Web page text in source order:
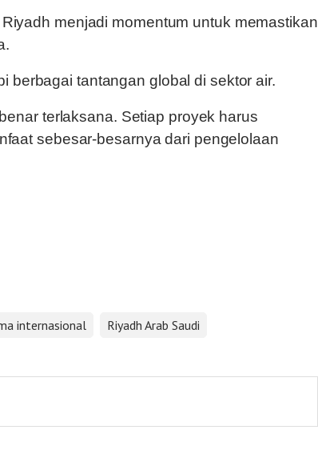
menjadi momentum untuk memastikan
berbagai tantangan global di sektor air.
terlaksana. Setiap proyek harus
sebesar-besarnya dari pengelolaan
internasional
Riyadh Arab Saudi